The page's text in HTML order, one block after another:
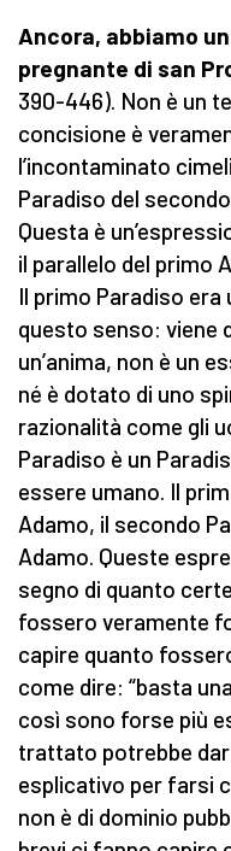
Ancora, abbiamo
pregnante di san
390-446). Non è un
concisione è
l’incontaminato
Paradiso del
Questa è
il parallelo del primo
Il primo Paradiso era
questo senso: viene
un’anima, non è un
né è dotato di uno
razionalità come gli
Paradiso è un
essere umano. Il
Adamo, il secondo
Adamo. Queste
segno di quanto
fossero veramente
capire quanto
come dire: “basta
così sono forse più
trattato potrebbe
esplicativo per farsi
non è di dominio